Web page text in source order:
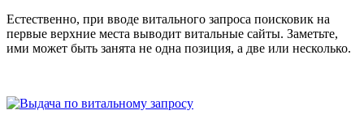
Естественно, при вводе витального запроса поисковик на
первые верхние места выводит витальные сайты. Заметьте,
ими может быть занята не одна позиция, а две или несколько.